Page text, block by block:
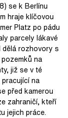
se k Berlínu
hraje klíčovou
Platz po pádu
parcely lákavé
dělá rozhovory s
na
již se v té
na
před kamerou
zahraničí, kteří
jejich práce.